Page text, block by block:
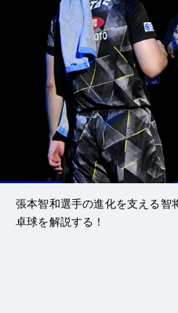
張本智和選手の進化を支える智
卓球を解説する！